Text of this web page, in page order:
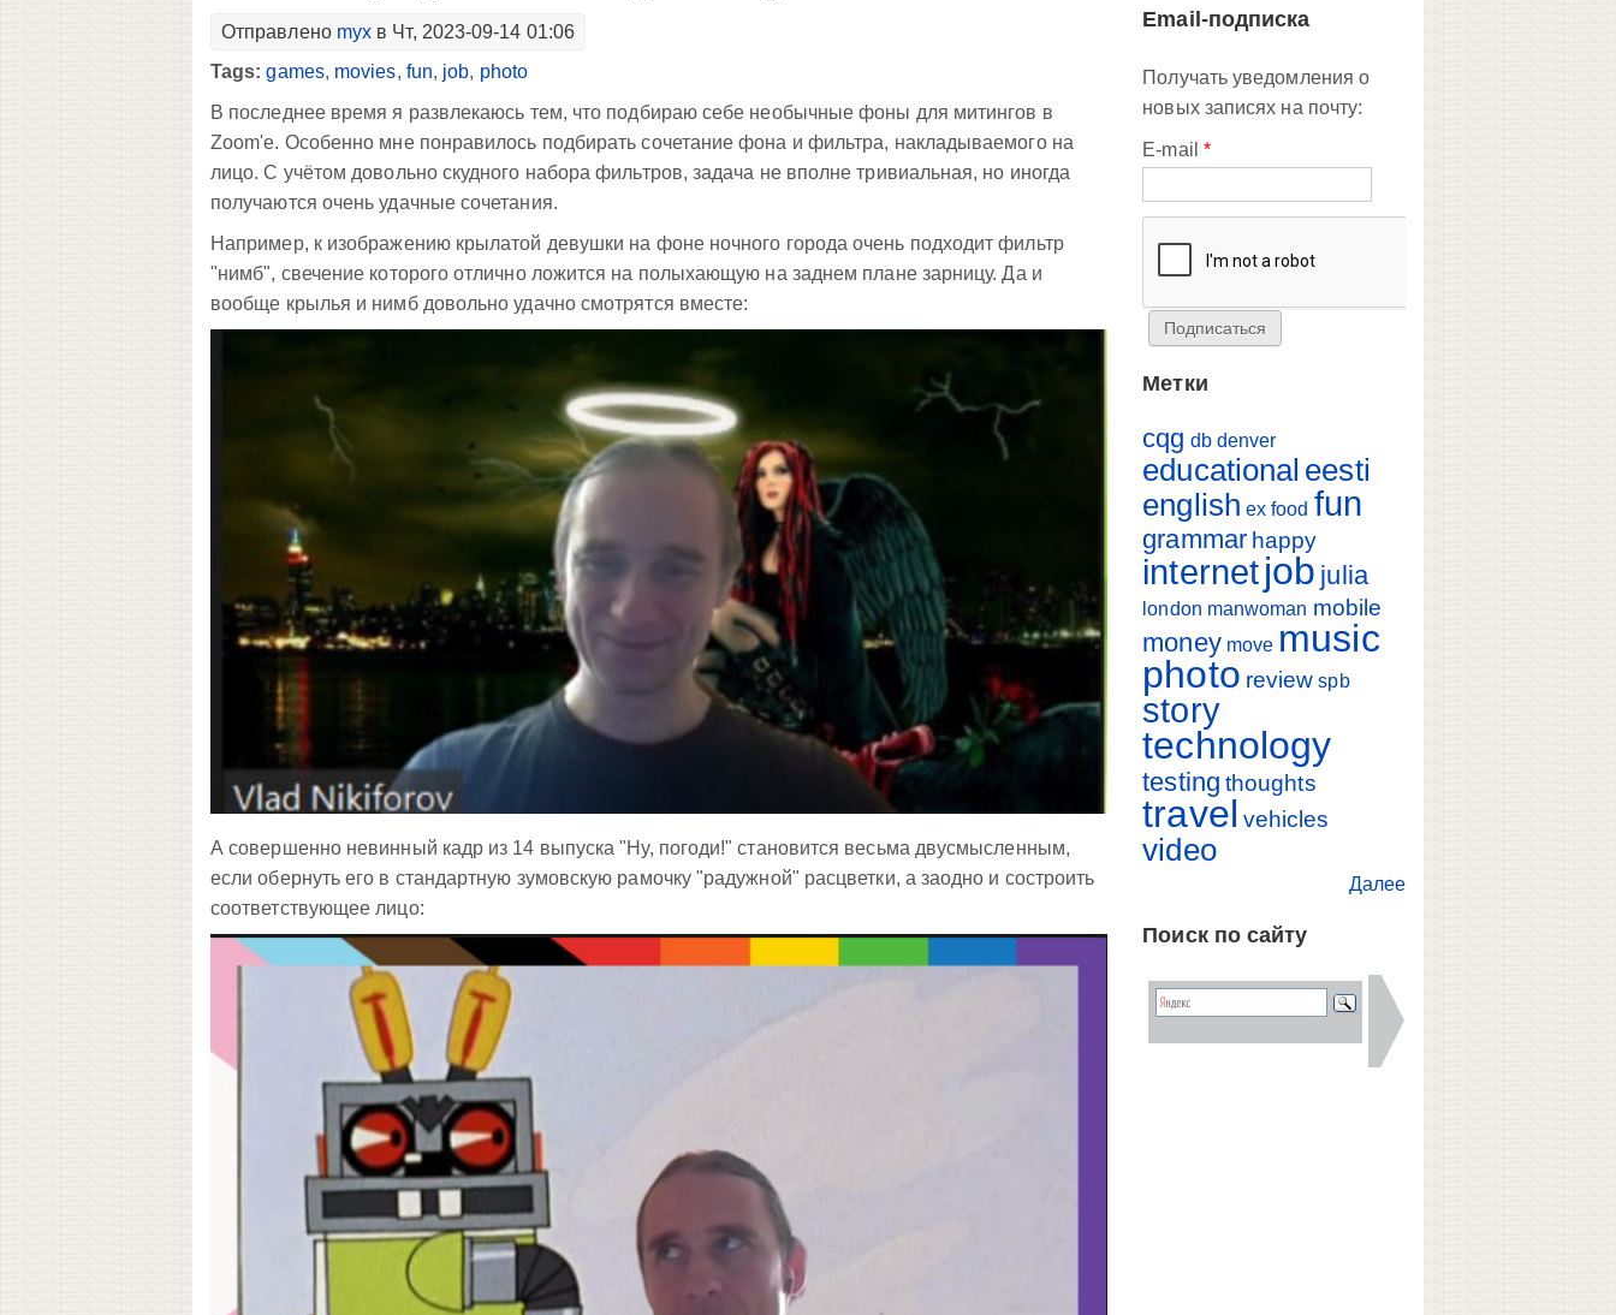
Отправлено myx в Чт, 2023-09-14 01:06
Tags:games, movies, fun, job, photo
В последнее время я развлекаюсь тем, что подбираю себе необычные фоны для митингов в
Zoom'е. Особенно мне понравилось подбирать сочетание фона и фильтра, накладываемого на
лицо. С учётом довольно скудного набора фильтров, задача не вполне тривиальная, но иногда
получаются очень удачные сочетания.
Например, к изображению крылатой девушки на фоне ночного города очень подходит фильтр
"нимб", свечение которого отлично ложится на полыхающую на заднем плане зарницу. Да и
вообще крылья и нимб довольно удачно смотрятся вместе:
А совершенно невинный кадр из 14 выпуска "Ну, погоди!" становится весьма двусмысленным,
если обернуть его в стандартную зумовскую рамочку "радужной" расцветки, а заодно и состроить
соответствующее лицо:
Email-подписка
Получать уведомления о
новых записях на почту:
E-mail *
Метки
cqg db denver
educational eesti
english ex food fun
grammar happy
internetjob julia
london manwoman mobile
money move music
photo review spb
story
technology
testing thoughts
travel vehicles
video
Далее
Поиск по сайту